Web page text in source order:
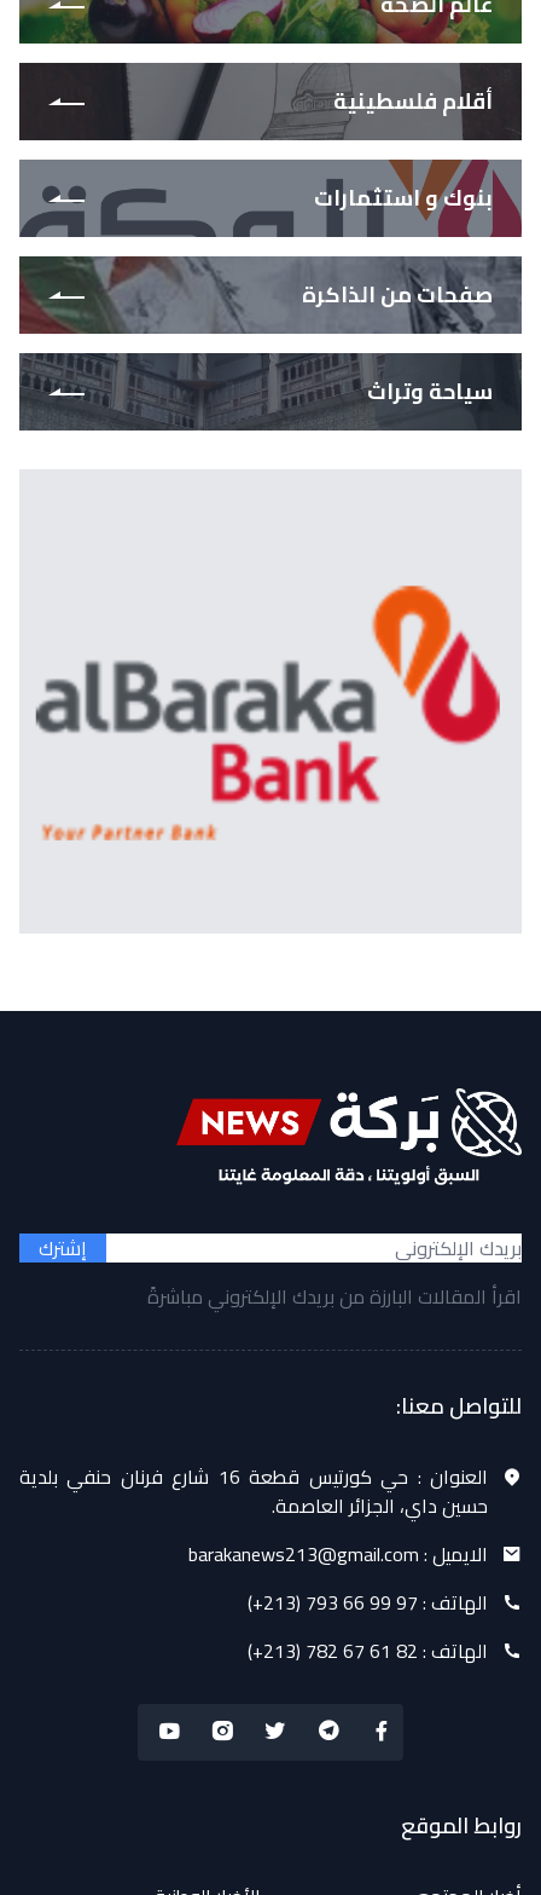
أقلام فلسطينية
بنوك و استثمارات
صفحات من الذاكرة
سياحة وتراث
إشترك
اقرأ المقالات البارزة من بريدك الإلكتروني مباشرةً
للتواصل معنا:
العنوان :
حي كورتيس قطعة 16 شارع فرنان حنفي بلدية
حسين داي، الجزائر العاصمة.
الايميل :barakanews213@gmail.com
الهاتف :(+213) 793 66 99 97
الهاتف :(+213) 782 67 61 82
روابط الموقع